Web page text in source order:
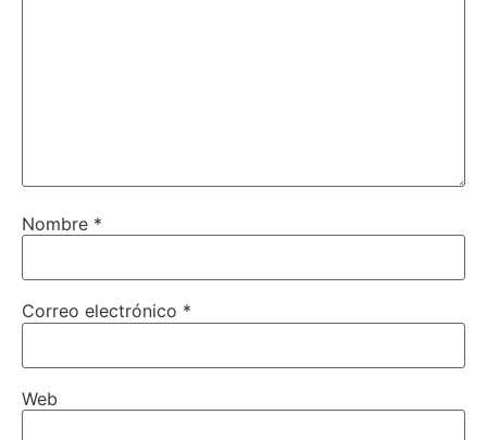
Nombre *
Correo electrónico *
Web